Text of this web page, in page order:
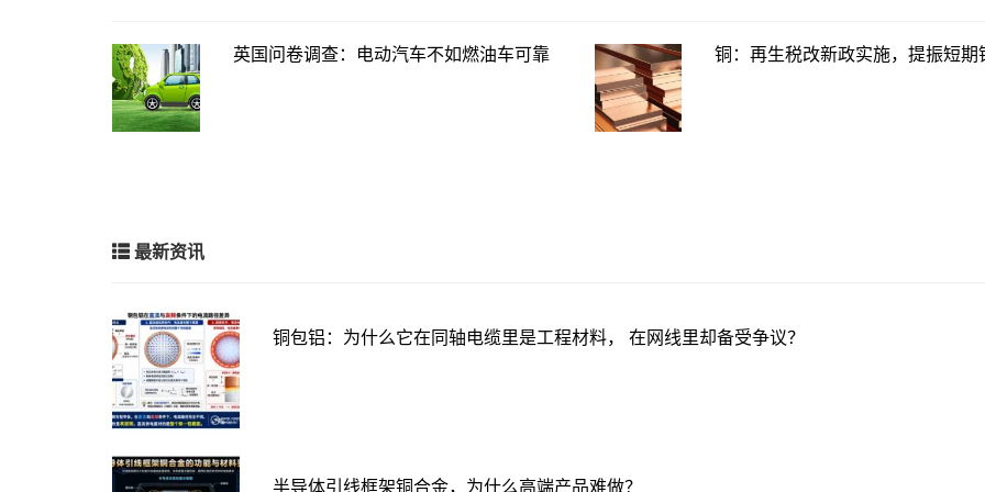
英国问卷调查：电动汽车不如燃油车可靠 铜：再生税改新政实施，提振短期
最新资讯
铜包铝：为什么它在同轴电缆里是工程材料， 在网线里却备受争议？
半导体引线框架铜合金，为什么高端产品难做？